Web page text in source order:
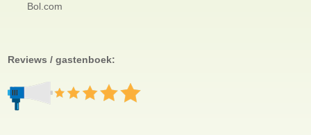
Bol.com
Reviews / gastenboek: